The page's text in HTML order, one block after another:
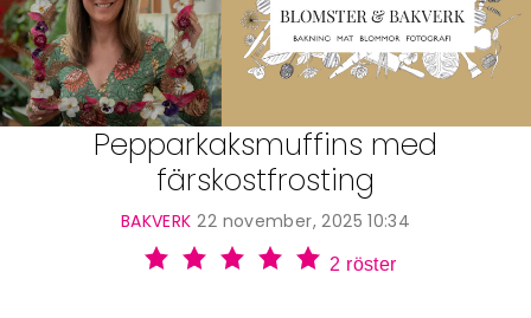
Relationer
Handarbete
Hem
Om Annelie
Kategorier
Arkiv
Webshop
Pepparkaksmuffins med
färskostfrosting
BAKVERK 22 november, 2025 10:34
2 röster